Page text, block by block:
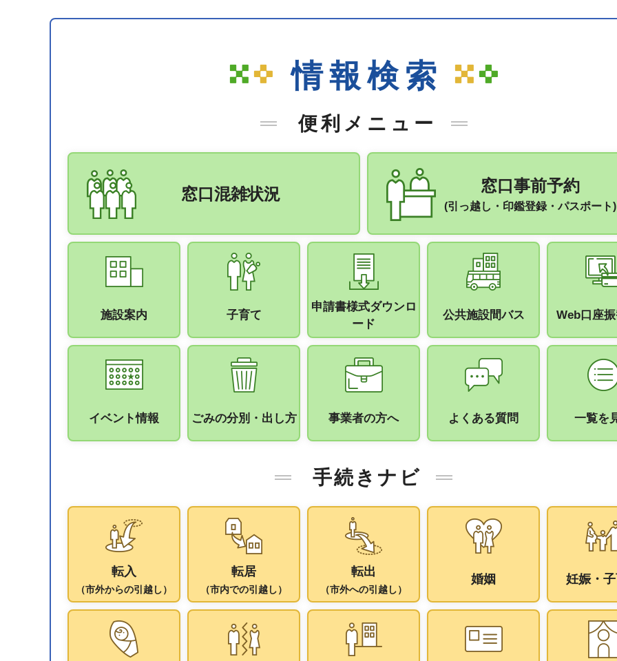
情報検索
便利メニュー
窓口混雑状況 窓口事前予約
(引っ越し・印鑑登録・パスポート)
施設案内 子育て
申請書様式ダウンロ
ード
公共施設間バス Web口座
イベント情報 ごみの分別・出し方 事業者の方へ よくある質問 一覧を
手続きナビ
転入
（市外からの引越し）
転居
（市内での引越し）
転出
（市外への引越し）
婚姻 妊娠・
手続きナビ